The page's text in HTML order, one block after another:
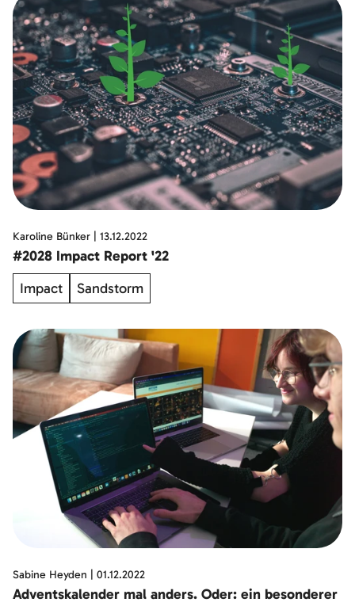
Karoline Bünker 13.12.2022
#2028 Impact Report '22
Impact
Sandstorm
Sabine Heyden 01.12.2022
Adventskalender mal anders. Oder: ein besonderer